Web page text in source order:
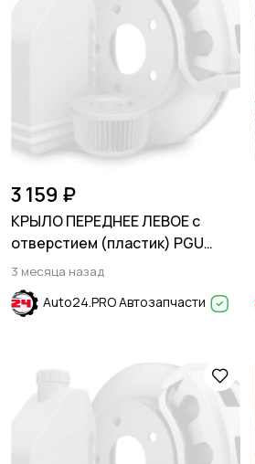
3 159 ₽
КРЫЛО ПЕРЕДНЕЕ ЛЕВОЕ с
отверстием (пластик) PGU
Cristal White Белый HYUNDAI
SOLARIS 2011-2017
3 месяца назад
Auto24.PRO Автозапчасти